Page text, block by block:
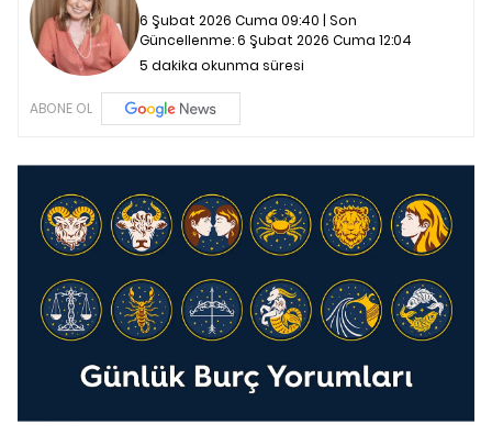
6 Şubat 2026 Cuma 09:40 | Son
Güncellenme:6 Şubat 2026 Cuma 12:04
5 dakika okunma süresi
ABONE OL